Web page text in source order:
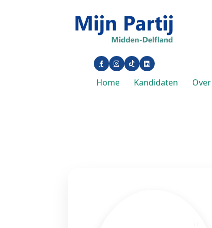
Home Kandidaten